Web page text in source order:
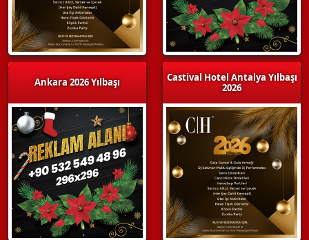
Ankara 2026 Yılbaşı
Castival Hotel Antalya Yılbaşı
2026